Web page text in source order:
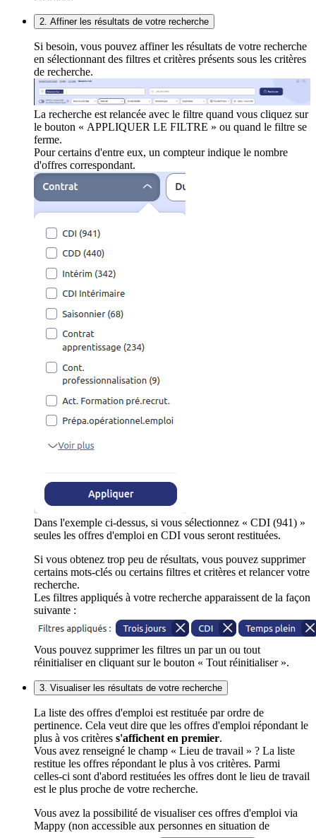
2. Affiner les résultats de votre recherche
Si besoin, vous pouvez affiner les résultats de votre recherche
en sélectionnant des filtres et critères présents sous les critères
de recherche.
La recherche est relancée avec le filtre quand vous cliquez sur
le bouton « APPLIQUER LE FILTRE » ou quand le filtre se
ferme.
Pour certains d'entre eux, un compteur indique le nombre
d'offres correspondant.
Dans l'exemple ci-dessus, si vous sélectionnez « CDI (941) »
seules les offres d'emploi en CDI vous seront restituées.
Si vous obtenez trop peu de résultats, vous pouvez supprimer
certains mots-clés ou certains filtres et critères et relancer votre
recherche.
Les filtres appliqués à votre recherche apparaissent de la façon
suivante :
Vous pouvez supprimer les filtres un par un ou tout
réinitialiser en cliquant sur le bouton « Tout réinitialiser ».
3. Visualiser les résultats de votre recherche
La liste des offres d'emploi est restituée par ordre de
pertinence. Cela veut dire que les offres d'emploi répondant le
plus à vos critères s'affichent en premier.
Vous avez renseigné le champ « Lieu de travail » ? La liste
restitue les offres répondant le plus à vos critères. Parmi
celles-ci sont d'abord restituées les offres dont le lieu de travail
est le plus proche de votre recherche.
Vous avez la possibilité de visualiser ces offres d'emploi via
Mappy (non accessible aux personnes en situation de